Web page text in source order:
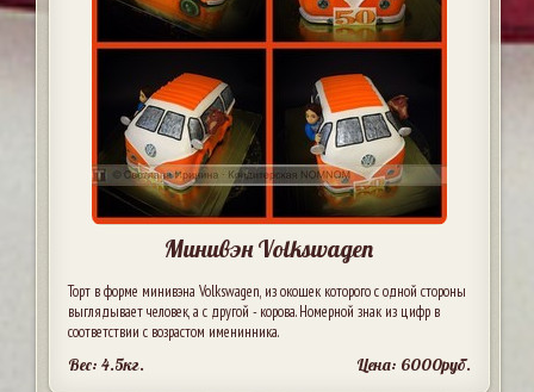
Минивэн Volkswagen
Торт в форме минивэна Volkswagen, из окошек которого с одной стороны
выглядывает человек, а с другой - корова. Номерной знак из цифр в
соответствии с возрастом именинника.
Вес: 4.5кг. Цена: 6000руб.